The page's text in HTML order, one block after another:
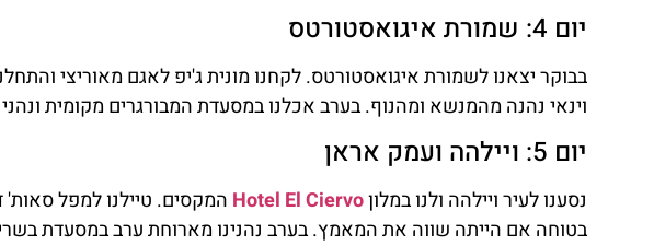
יום 4: שמורת איגואסטורטס
בבוקר יצאנו לשמורת איגואסטורטס. לקחנו מונית ג'יפ לאגם מאוריצי
וינאי נהנה מהמנשא ומהנוף. בערב אכלנו במסעדת המבורגרים מקומית
יום 5: ויילהה ועמק אראן
נסענו לעיר ויילהה ולנו במלוןHotel El Ciervo
המקסים. טיילנו למפל
בטוחה אם הייתה שווה את המאמץ. בערב נהנינו מארוחת ערב במסעדת